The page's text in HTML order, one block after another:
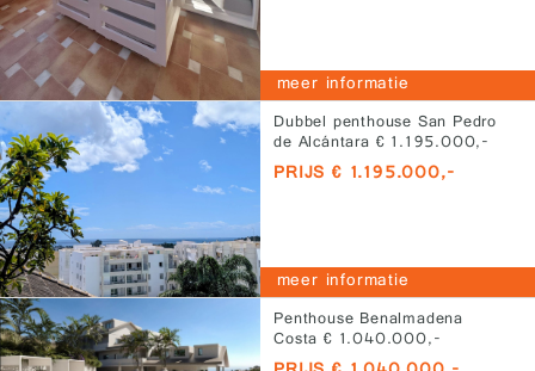
meer informatie
Dubbel penthouse San Pedro
de Alcántara € 1.195.000,-
PRIJS € 1.195.000,-
meer informatie
Penthouse Benalmadena
Costa € 1.040.000,-